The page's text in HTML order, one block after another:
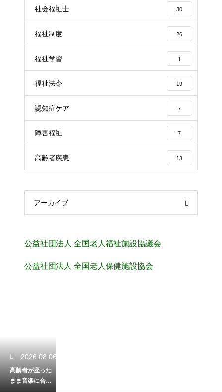
社会福祉士 30
福祉制度 26
福祉学習 1
福祉法令 19
認知症ケア 7
障害福祉 7
高齢者疾患 13
アーカイブ
公益社団法人 全国老人福祉施設協議会
公益社団法人 全国老人保健施設協会
2026.08.06
高齢者が座った
まま音楽に合わ